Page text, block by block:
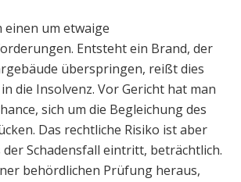
einen um etwaige
Entsteht ein Brand, der
überspringen, reißt dies
die Insolvenz. Vor Gericht hat man
sich um die Begleichung des
Das rechtliche Risiko ist aber
der Schadensfall eintritt, beträchtlich.
behördlichen Prüfung heraus,